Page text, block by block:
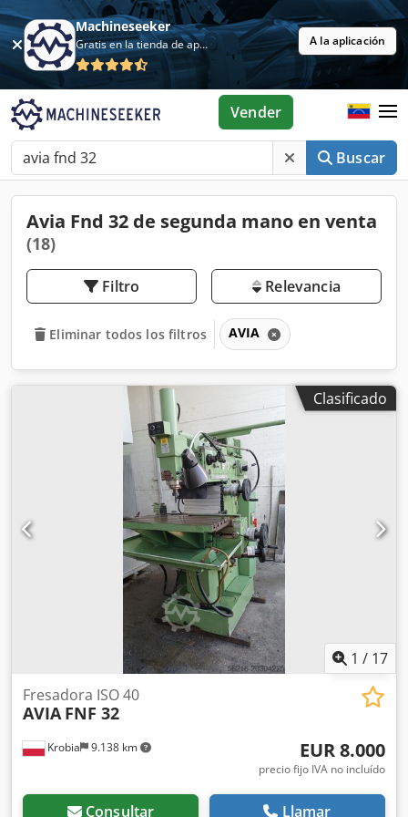
Machineseeker
Gratis en la tienda de aplicaciones A la aplicación
Buscar
Vender
Avia Fnd 32 de segunda mano en venta
(18)
Filtro Relevancia
Eliminar todos los filtros AVIA
Clasificado
1 / 17
Krobia 9.138 km
Fresadora ISO 40
AVIA FNF 32
EUR 8.000
precio fijo IVA no incluído
Consultar Llamar